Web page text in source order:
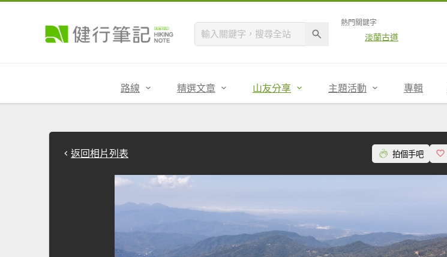
熱門關鍵字
淡蘭古道
路線 精選文章 山友分享 主題活動 專輯
返回相片列表 拍個手吧